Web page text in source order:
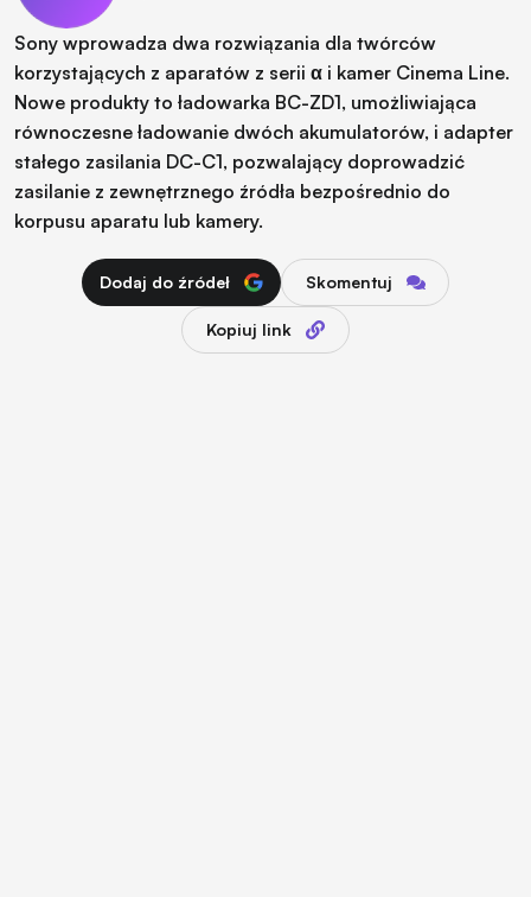
Sony wprowadza dwa rozwiązania dla twórców
korzystających z aparatów z serii α i kamer Cinema Line.
Nowe produkty to ładowarka BC-ZD1, umożliwiająca
równoczesne ładowanie dwóch akumulatorów, i adapter
stałego zasilania DC-C1, pozwalający doprowadzić
zasilanie z zewnętrznego źródła bezpośrednio do
korpusu aparatu lub kamery.
Dodaj do źródeł Skomentuj
Kopiuj link